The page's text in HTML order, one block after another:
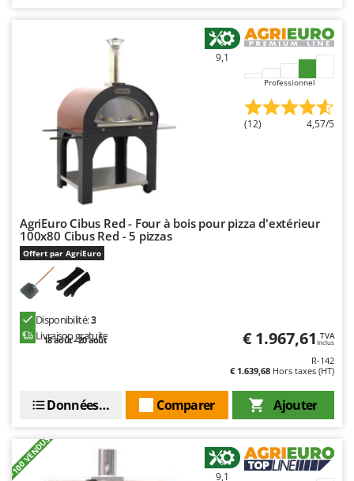
9,1
Professionnel
(12) 4,57/5
AgriEuro Cibus Red - Four à bois pour pizza d'extérieur
100x80 Cibus Red - 5 pizzas
Offert par AgriEuro
Disponibilité:3
Livraison gratuite
18 août - 20 août € 1.967,61 TVA
Inclus
R-142
€ 1.639,68 Hors taxes (HT)
Ajouter
Comparer
Données techniques
+100 VENDUS 9,1